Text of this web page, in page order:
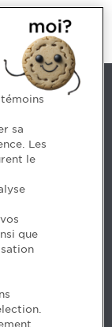
(Québec)
career? See
sa
Les
le
que